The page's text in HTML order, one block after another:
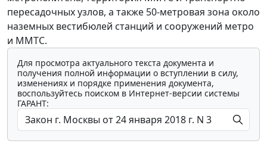
пересадочных узлов, а также 50-метровая зона около
наземных вестибюлей станций и сооружений метро
и ММТС.
Для просмотра актуального текста документа и
получения полной информации о вступлении в силу,
изменениях и порядке применения документа,
воспользуйтесь поиском в Интернет-версии системы
ГАРАНТ: